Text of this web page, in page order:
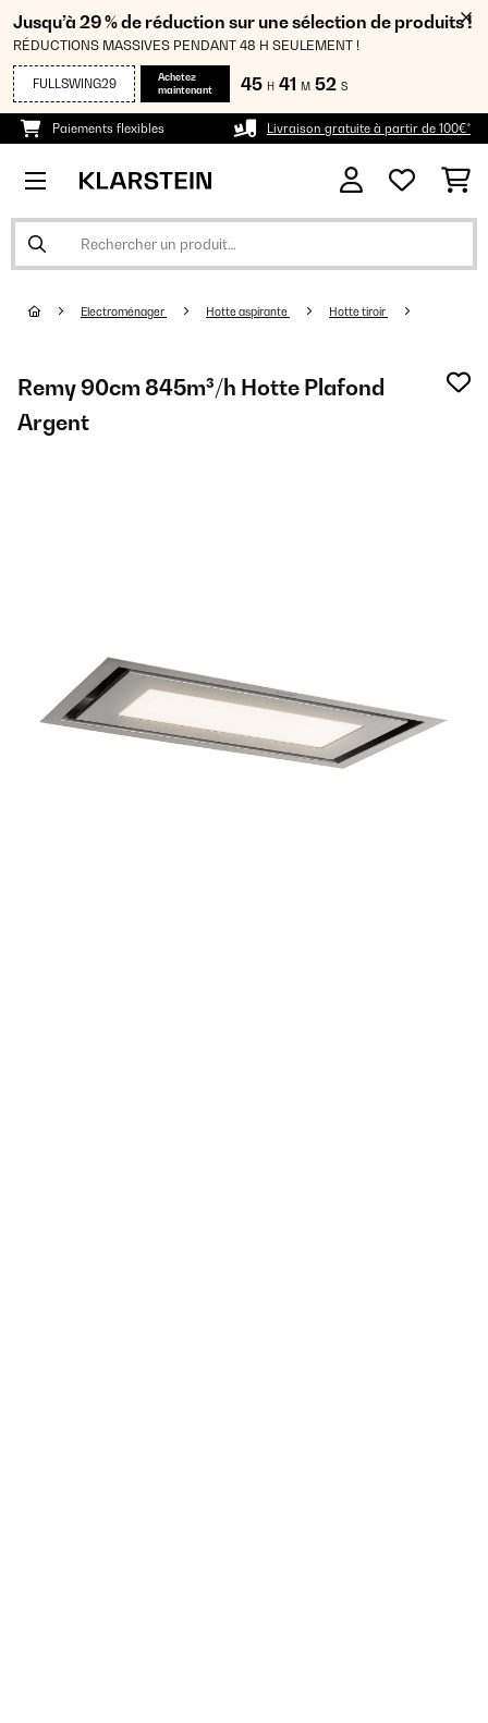
Jusqu’à 29 % de réduction sur une sélection de produits !
RÉDUCTIONS MASSIVES PENDANT 48 H SEULEMENT !
FULLSWING29
Achetez
maintenant
45 H 41 M 51 S
Paiements flexibles Livraison gratuite à partir de 100€*
Electroménager Hotte aspirante Hotte tiroir
Remy 90cm 845m³/h Hotte Plafond
Argent